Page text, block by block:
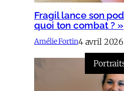
Fragil lance son
quoi ton combat ? »
Amélie Fortin4 avril 2026